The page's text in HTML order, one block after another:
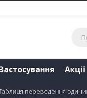
Акції
переведення